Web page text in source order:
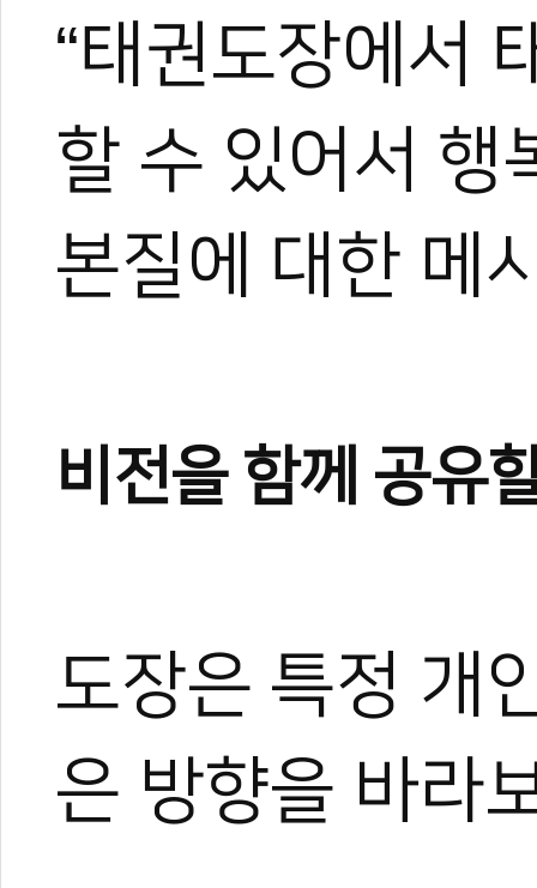
“태권도장에서
할 수 있어서 행
본질에 대한 메
비전을 함께 공유
도장은 특정 개
은 방향을 바라
[무카스TV] “태
[무카스TV] 수